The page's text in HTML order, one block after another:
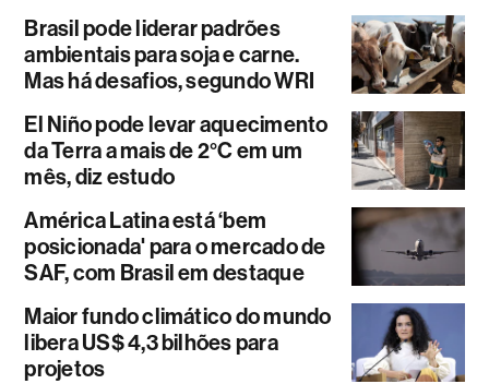
Brasil pode liderar padrões
ambientais para soja e carne.
Mas há desafios, segundo WRI
El Niño pode levar aquecimento
da Terra a mais de 2°C em um
mês, diz estudo
América Latina está ‘bem
posicionada' para o mercado de
SAF, com Brasil em destaque
Maior fundo climático do mundo
libera US$ 4,3 bilhões para
projetos